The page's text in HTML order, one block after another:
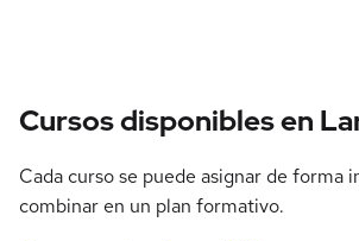
Cursos disponibles en
Cada curso se puede asignar de forma
combinar en un plan formativo.